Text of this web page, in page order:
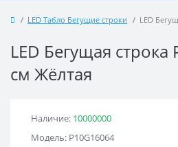
LED Табло Бегущие строки LED
LED Бегущая
см Жёлтая
Наличие: 10000000
Модель: Р10G16064